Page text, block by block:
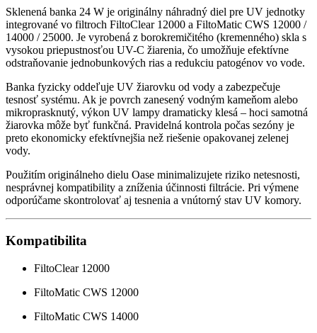
Sklenená banka 24 W je originálny náhradný diel pre UV jednotky
integrované vo filtroch FiltoClear 12000 a FiltoMatic CWS 12000 /
14000 / 25000. Je vyrobená z borokremičitého (kremenného) skla s
vysokou priepustnosťou UV-C žiarenia, čo umožňuje efektívne
odstraňovanie jednobunkových rias a redukciu patogénov vo vode.
Banka fyzicky oddeľuje UV žiarovku od vody a zabezpečuje
tesnosť systému. Ak je povrch zanesený vodným kameňom alebo
mikroprasknutý, výkon UV lampy dramaticky klesá – hoci samotná
žiarovka môže byť funkčná. Pravidelná kontrola počas sezóny je
preto ekonomicky efektívnejšia než riešenie opakovanej zelenej
vody.
Použitím originálneho dielu Oase minimalizujete riziko netesnosti,
nesprávnej kompatibility a zníženia účinnosti filtrácie. Pri výmene
odporúčame skontrolovať aj tesnenia a vnútorný stav UV komory.
Kompatibilita
FiltoClear 12000
FiltoMatic CWS 12000
FiltoMatic CWS 14000